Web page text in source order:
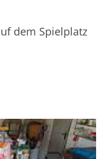
dem Spielplatz